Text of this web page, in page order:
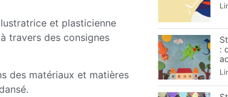
et plasticienne
travers des consignes
des matériaux et matières
: